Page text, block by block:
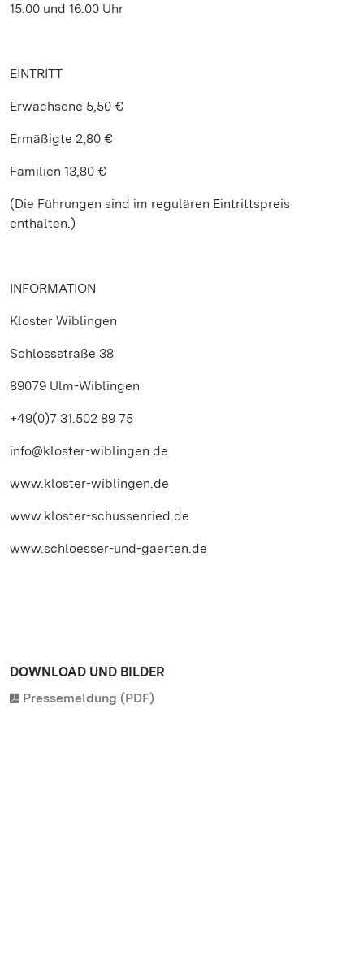
15.00 und 16.00 Uhr
EINTRITT
Erwachsene 5,50 €
Ermäßigte 2,80 €
Familien 13,80 €
(Die Führungen sind im regulären Eintrittspreis
enthalten.)
INFORMATION
Kloster Wiblingen
Schlossstraße 38
89079 Ulm-Wiblingen
+49(0)7 31.502 89 75
info@kloster-wiblingen.de
www.kloster-wiblingen.de
www.kloster-schussenried.de
www.schloesser-und-gaerten.de
DOWNLOAD UND BILDER
Pressemeldung (PDF)